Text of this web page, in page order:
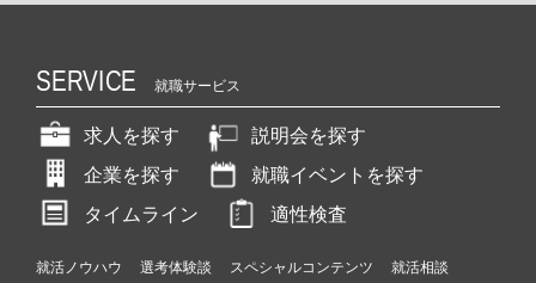
SERVICE 就職サービス
求人を探す
説明会を探す
企業を探す
就職イベントを探す
タイムライン
適性検査
就活ノウハウ 選考体験談 スペシャルコンテンツ
就活相談